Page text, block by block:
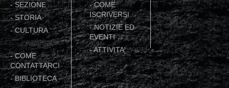
-SEZIONE
-STORIA
-CULTURA
-COME
ISCRIVERSI
-NOTIZIE ED
EVENTI
-ATTIVITA'
-COME
CONTATTARCI
-BIBLIOTECA